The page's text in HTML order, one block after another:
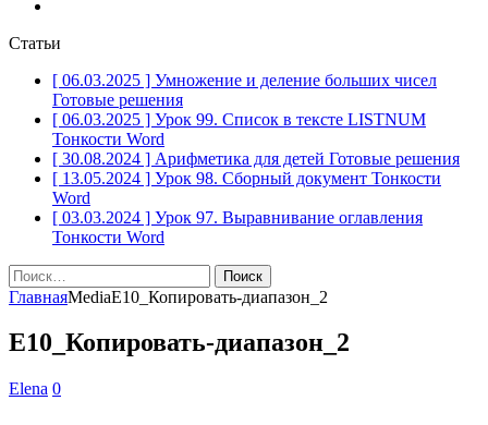
Статьи
[ 06.03.2025 ] Умножение и деление больших чисел
Готовые решения
[ 06.03.2025 ] Урок 99. Список в тексте LISTNUM
Тонкости Word
[ 30.08.2024 ] Арифметика для детей Готовые решения
[ 13.05.2024 ] Урок 98. Сборный документ Тонкости
Word
[ 03.03.2024 ] Урок 97. Выравнивание оглавления
Тонкости Word
Найти:
ГлавнаяMediaЕ10_Копировать-диапазон_2
Е10_Копировать-диапазон_2
Elena 0